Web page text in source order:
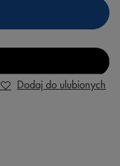
Dodaj do ulubionych